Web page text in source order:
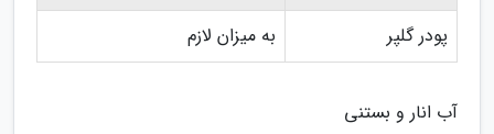
پودر گلپر
به میزان لازم
آب انار و بستنی